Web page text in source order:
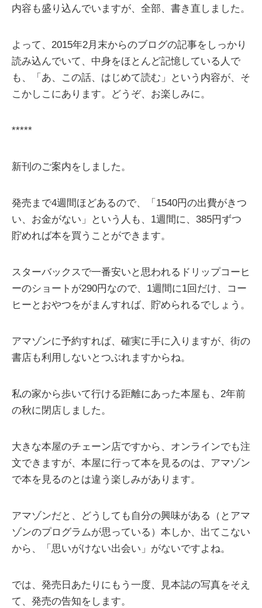
内容も盛り込んでいますが、全部、書き直しました。
よって、2015年2月末からのブログの記事をしっかり
読み込んでいて、中身をほとんど記憶している人で
も、「あ、この話、はじめて読む」という内容が、そ
こかしこにあります。どうぞ、お楽しみに。
*****
新刊のご案内をしました。
発売まで4週間ほどあるので、「1540円の出費がきつ
い、お金がない」という人も、1週間に、385円ずつ
貯めれば本を買うことができます。
スターバックスで一番安いと思われるドリップコーヒ
ーのショートが290円なので、1週間に1回だけ、コー
ヒーとおやつをがまんすれば、貯められるでしょう。
アマゾンに予約すれば、確実に手に入りますが、街の
書店も利用しないとつぶれますからね。
私の家から歩いて行ける距離にあった本屋も、2年前
の秋に閉店しました。
大きな本屋のチェーン店ですから、オンラインでも注
文できますが、本屋に行って本を見るのは、アマゾン
で本を見るのとは違う楽しみがあります。
アマゾンだと、どうしても自分の興味がある（とアマ
ゾンのプログラムが思っている）本しか、出てこない
から、「思いがけない出会い」がないですよね。
では、発売日あたりにもう一度、見本誌の写真をそえ
て、発売の告知をします。